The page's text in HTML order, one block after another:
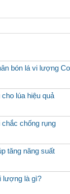
bón lá vi lượng
lúa hiệu quả
chống rụng
tăng năng suất
lượng là gì?